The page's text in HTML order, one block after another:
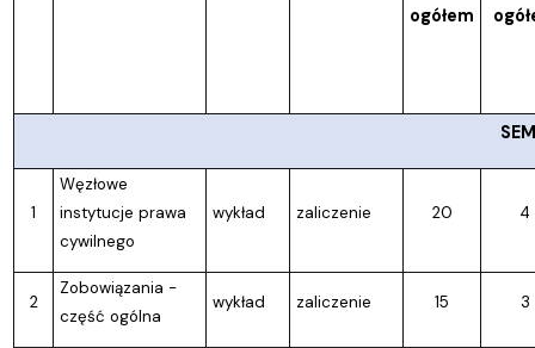
ogółem
1
Węzłowe
instytucje prawa
cywilnego
wykład zaliczenie 20 4
2
Zobowiązania -
część ogólna
wykład zaliczenie 15 3